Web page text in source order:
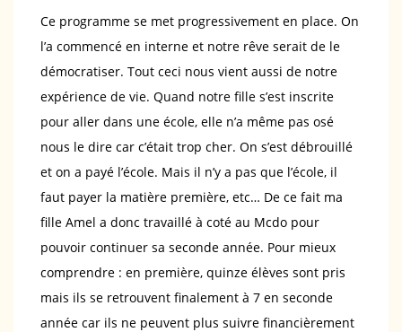
Ce programme se met progressivement en place. On
l’a commencé en interne et notre rêve serait de le
démocratiser. Tout ceci nous vient aussi de notre
expérience de vie. Quand notre fille s’est inscrite
pour aller dans une école, elle n’a même pas osé
nous le dire car c’était trop cher. On s’est débrouillé
et on a payé l’école. Mais il n’y a pas que l’école, il
faut payer la matière première, etc… De ce fait ma
fille Amel a donc travaillé à coté au Mcdo pour
pouvoir continuer sa seconde année. Pour mieux
comprendre : en première, quinze élèves sont pris
mais ils se retrouvent finalement à 7 en seconde
année car ils ne peuvent plus suivre financièrement